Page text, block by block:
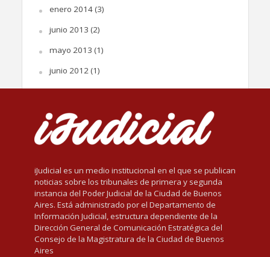
enero 2014(3)
junio 2013 (2)
mayo 2013 (1)
junio 2012(1)
iJudicial es un medio institucional en el que se publican
noticias sobre los tribunales de primera y segunda
instancia del Poder Judicial de la Ciudad de Buenos
Aires. Está administrado por el Departamento de
Información Judicial, estructura dependiente de la
Dirección General de Comunicación Estratégica del
Consejo de la Magistratura de la Ciudad de Buenos
Aires